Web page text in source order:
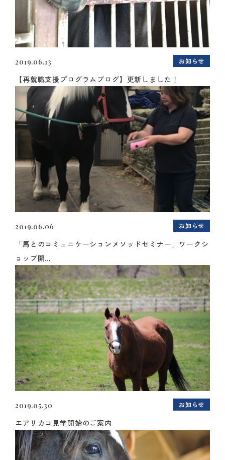
2019.06.13 お知らせ
【再就職支援プログラムブログ】更新しました！
2019.06.06 お知らせ
「馬とのコミュニケーションメソッドセミナー」ワークシ
ョップ開...
2019.05.30 お知らせ
エアリカコ見学開始のご案内